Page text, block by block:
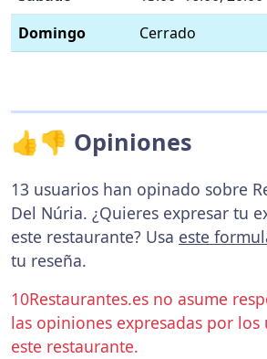
Domingo
Cerrado
👍👎 Opiniones
13 usuarios han opinado sobre
Del Núria. ¿Quieres expresar tu
este restaurante? Usa este
tu reseña.
10Restaurantes.es no asume
las opiniones expresadas por los
este restaurante.